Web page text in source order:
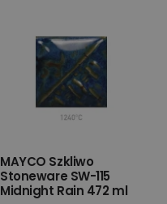
MAYCO Szkliwo
Stoneware SW-115
Midnight Rain 472 ml